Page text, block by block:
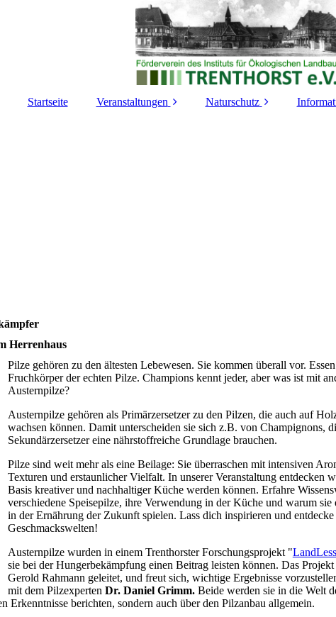
Startseite Veranstaltungen Naturschutz
Herrenhaus
Pilze gehören zu den ältesten Lebewesen. Sie kommen überall vor.
Fruchkörper der echten Pilze. Champions kennt jeder, aber was ist mit
Austernpilze?
Austernpilze gehören als Primärzersetzer zu den Pilzen, die auch auf
wachsen können. Damit unterscheiden sie sich z.B. von Champignons,
Sekundärzersetzer eine nährstoffreiche Grundlage brauchen.
Pilze sind weit mehr als eine Beilage: Sie überraschen mit intensiven
Texturen und erstaunlicher Vielfalt. In unserer Veranstaltung entdecken
Basis kreativer und nachhaltiger Küche werden können. Erfahre
verschiedene Speisepilze, ihre Verwendung in der Küche und warum sie
in der Ernährung der Zukunft spielen. Lass dich inspirieren und entdecke
Geschmackswelten!
Austernpilze wurden in einem Trenthorster Forschungsprojekt "
sie bei der Hungerbekämpfung einen Beitrag leisten können. Das
Gerold Rahmann geleitet, und freut sich, wichtige Ergebnisse
mit dem Pilzexperten Dr. Daniel Grimm. Beide werden sie in die Welt
Erkenntnisse berichten, sondern auch über den Pilzanbau allgemein.